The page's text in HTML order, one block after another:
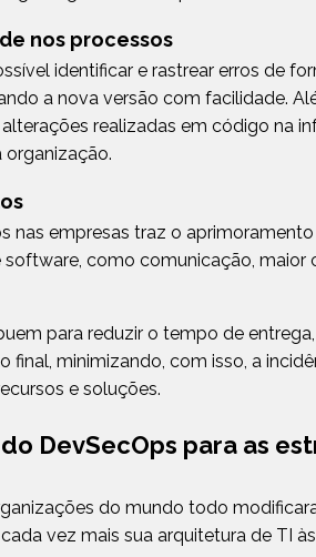
nos processos
identificar e rastrear erros de
a nova versão com facilidade.
realizadas em código na
organização.
nas empresas traz o
como comunicação, maior
para reduzir o tempo de
final, minimizando, com isso, a
e soluções.
DevSecOps para as
do mundo todo
vez mais sua arquitetura de TI